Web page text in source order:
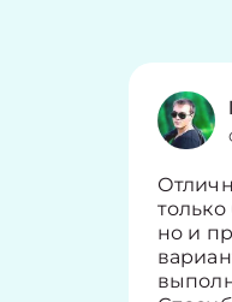
но и